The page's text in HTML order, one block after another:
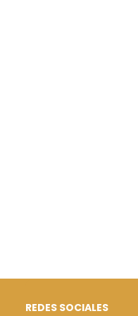
REDES SOCIALES